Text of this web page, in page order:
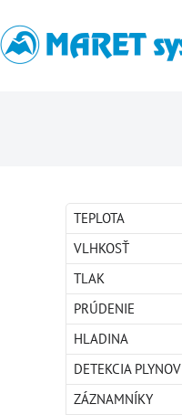
TEPLOTA
VLHKOSŤ
TLAK
PRÚDENIE
HLADINA
DETEKCIA PLYNOV
ZÁZNAMNÍKY